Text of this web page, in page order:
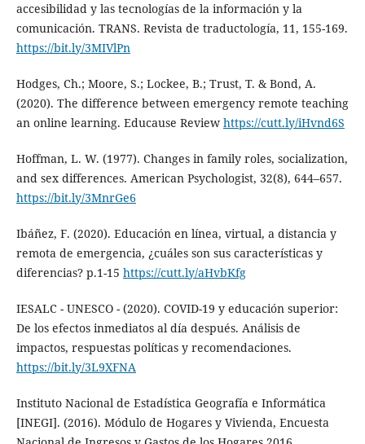
accesibilidad y las tecnologías de la información y la
comunicación. TRANS. Revista de traductología, 11, 155-169.
https://bit.ly/3MIVlPn
Hodges, Ch.; Moore, S.; Lockee, B.; Trust, T. & Bond, A.
(2020). The difference between emergency remote teaching
an online learning. Educause Review https://cutt.ly/iHvnd6S
Hoffman, L. W. (1977). Changes in family roles, socialization,
and sex differences. American Psychologist, 32(8), 644–657.
https://bit.ly/3MnrGe6
Ibáñez, F. (2020). Educación en línea, virtual, a distancia y
remota de emergencia, ¿cuáles son sus características y
diferencias? p.1-15 https://cutt.ly/aHvbKfg
IESALC - UNESCO - (2020). COVID-19 y educación superior:
De los efectos inmediatos al día después. Análisis de
impactos, respuestas políticas y recomendaciones.
https://bit.ly/3L9XFNA
Instituto Nacional de Estadística Geografía e Informática
[INEGI]. (2016). Módulo de Hogares y Vivienda, Encuesta